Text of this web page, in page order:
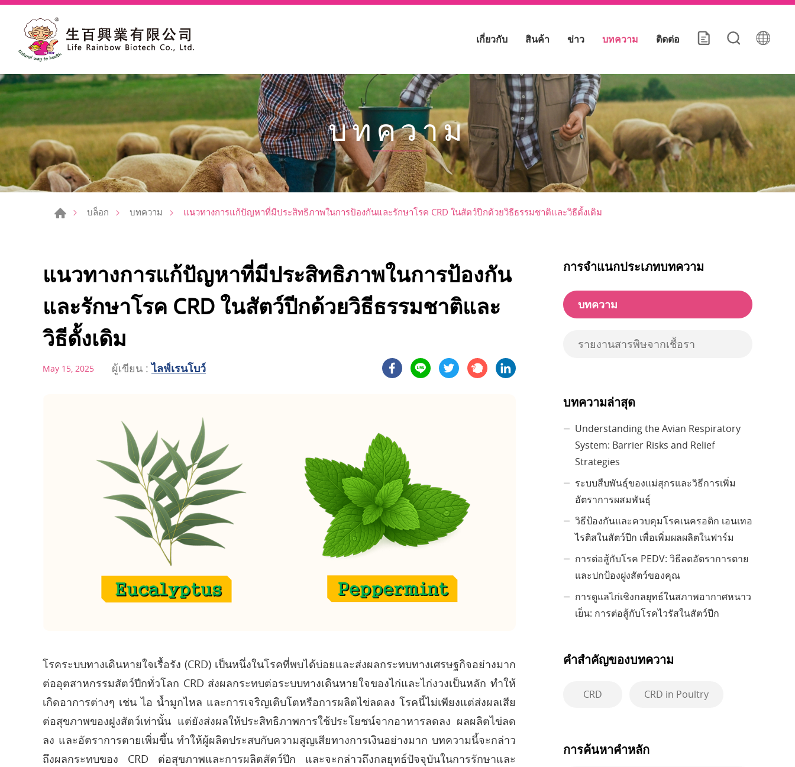
เกี่ยวกับ สินค้า ข่าว บทความ ติดต่อ
บทความ
บล็อก บทความ แนวทางการแก้ปัญหาที่มีประสิทธิภาพในการป้องกันและรักษาโรค CRD ในสัตว์ปีกด้วยวิธีธรรมชาติและวิธีดั้งเดิม
แนวทางการแก้ปัญหาที่มีประสิทธิภาพในการป้องกัน
และรักษาโรค CRD ในสัตว์ปีกด้วยวิธีธรรมชาติและ
วิธีดั้งเดิม
May 15, 2025 ผู้เขียน :ไลฟ์เรนโบว์
โรคระบบทางเดินหายใจเรื้อรัง (CRD) เป็นหนึ่งในโรคที่พบได้บ่อยและส่งผลกระทบทางเศรษฐกิจอย่างมาก
ต่ออุตสาหกรรมสัตว์ปีกทั่วโลก CRD ส่งผลกระทบต่อระบบทางเดินหายใจของไก่และไก่งวงเป็นหลัก ทำให้
เกิดอาการต่างๆ เช่น ไอ น้ำมูกไหล และการเจริญเติบโตหรือการผลิตไข่ลดลง โรคนี้ไม่เพียงแต่ส่งผลเสีย
ต่อสุขภาพของฝูงสัตว์เท่านั้น แต่ยังส่งผลให้ประสิทธิภาพการใช้ประโยชน์จากอาหารลดลง ผลผลิตไข่ลด
ลง และอัตราการตายเพิ่มขึ้น ทำให้ผู้ผลิตประสบกับความสูญเสียทางการเงินอย่างมาก บทความนี้จะกล่าว
ถึงผลกระทบของ CRD ต่อสุขภาพและการผลิตสัตว์ปีก และจะกล่าวถึงกลยุทธ์ปัจจุบันในการรักษาและ
การจำแนกประเภทบทความ
บทความ
รายงานสารพิษจากเชื้อรา
บทความล่าสุด
Understanding the Avian Respiratory
System: Barrier Risks and Relief
Strategies
ระบบสืบพันธุ์ของแม่สุกรและวิธีการเพิ่ม
อัตราการผสมพันธุ์
วิธีป้องกันและควบคุมโรคเนครอติก เอนเทอ
ไรติสในสัตว์ปีก เพื่อเพิ่มผลผลิตในฟาร์ม
การต่อสู้กับโรค PEDV: วิธีลดอัตราการตาย
และปกป้องฝูงสัตว์ของคุณ
การดูแลไก่เชิงกลยุทธ์ในสภาพอากาศหนาว
เย็น: การต่อสู้กับโรคไวรัสในสัตว์ปีก
คำสำคัญของบทความ
CRD CRD in Poultry
การค้นหาคำหลัก